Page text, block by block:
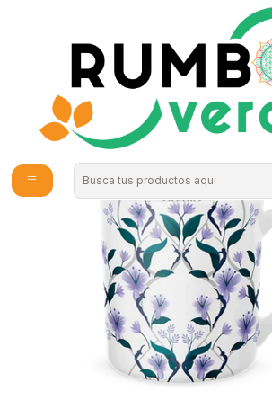
Envío gratis por compras sobre los 59.990 en la